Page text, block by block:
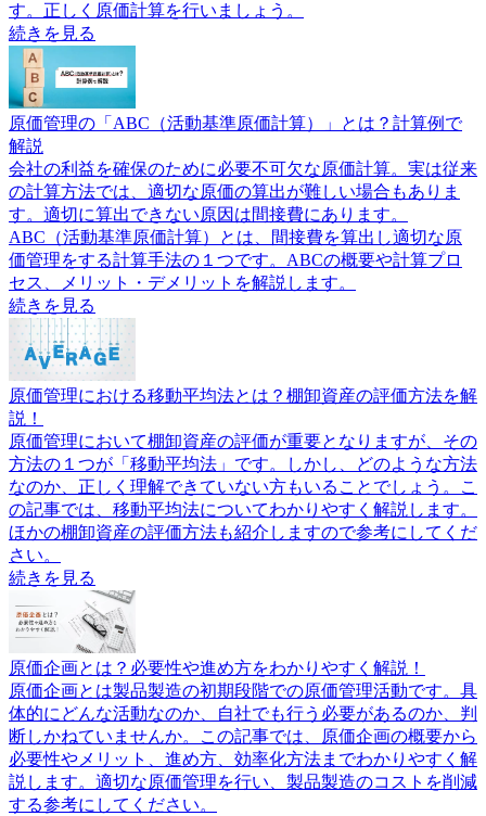
す。正しく原価計算を行いましょう。
続きを見る
原価管理の「ABC（活動基準原価計算）」とは？計算例で
解説
会社の利益を確保のために必要不可欠な原価計算。実は従来
の計算方法では、適切な原価の算出が難しい場合もありま
す。適切に算出できない原因は間接費にあります。
ABC（活動基準原価計算）とは、間接費を算出し適切な原
価管理をする計算手法の１つです。ABCの概要や計算プロ
セス、メリット・デメリットを解説します。
続きを見る
原価管理における移動平均法とは？棚卸資産の評価方法を解
説！
原価管理において棚卸資産の評価が重要となりますが、その
方法の１つが「移動平均法」です。しかし、どのような方法
なのか、正しく理解できていない方もいることでしょう。こ
の記事では、移動平均法についてわかりやすく解説します。
ほかの棚卸資産の評価方法も紹介しますので参考にしてくだ
さい。
続きを見る
原価企画とは？必要性や進め方をわかりやすく解説！
原価企画とは製品製造の初期段階での原価管理活動です。具
体的にどんな活動なのか、自社でも行う必要があるのか、判
断しかねていませんか。この記事では、原価企画の概要から
必要性やメリット、進め方、効率化方法までわかりやすく解
説します。適切な原価管理を行い、製品製造のコストを削減
する参考にしてください。